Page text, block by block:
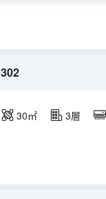
302
30㎡ 3層